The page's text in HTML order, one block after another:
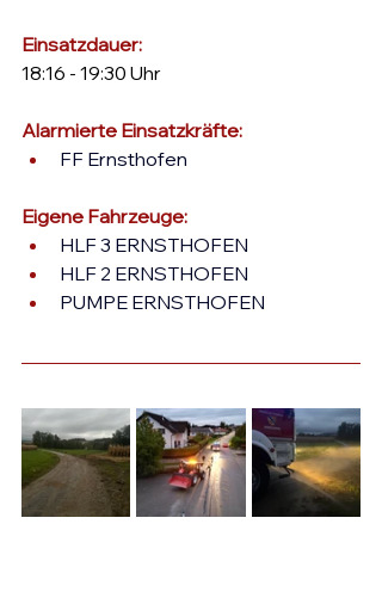
Einsatzdauer:
18:16 - 19:30 Uhr
Alarmierte Einsatzkräfte:
FF Ernsthofen
Eigene Fahrzeuge:
HLF 3 ERNSTHOFEN
HLF 2 ERNSTHOFEN
PUMPE ERNSTHOFEN